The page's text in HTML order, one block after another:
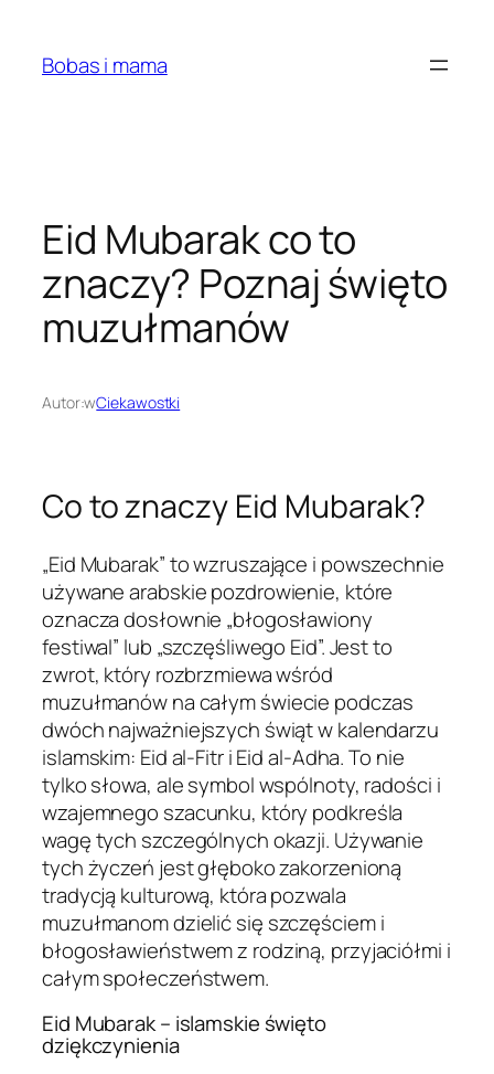
treściBobas i mama
Eid Mubarak co to
znaczy? Poznaj święto
muzułmanów
Autor:wCiekawostki
Co to znaczy Eid Mubarak?
„Eid Mubarak” to wzruszające i powszechnie
używane arabskie pozdrowienie, które
oznacza dosłownie „błogosławiony
festiwal” lub „szczęśliwego Eid”. Jest to
zwrot, który rozbrzmiewa wśród
muzułmanów na całym świecie podczas
dwóch najważniejszych świąt w kalendarzu
islamskim: Eid al-Fitr i Eid al-Adha. To nie
tylko słowa, ale symbol wspólnoty, radości i
wzajemnego szacunku, który podkreśla
wagę tych szczególnych okazji. Używanie
tych życzeń jest głęboko zakorzenioną
tradycją kulturową, która pozwala
muzułmanom dzielić się szczęściem i
błogosławieństwem z rodziną, przyjaciółmi i
całym społeczeństwem.
Eid Mubarak – islamskie święto
dziękczynienia